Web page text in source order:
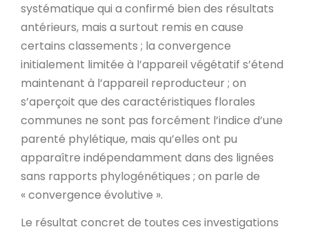
systématique qui a confirmé bien des résultats
antérieurs, mais a surtout remis en cause
certains classements ; la convergence
initialement limitée à l’appareil végétatif s’étend
maintenant à l’appareil reproducteur ; on
s’aperçoit que des caractéristiques florales
communes ne sont pas forcément l’indice d’une
parenté phylétique, mais qu’elles ont pu
apparaître indépendamment dans des lignées
sans rapports phylogénétiques ; on parle de
« convergence évolutive ».
Le résultat concret de toutes ces investigations